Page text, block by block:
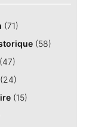
(71)
(58)
(47)
(24)
(15)